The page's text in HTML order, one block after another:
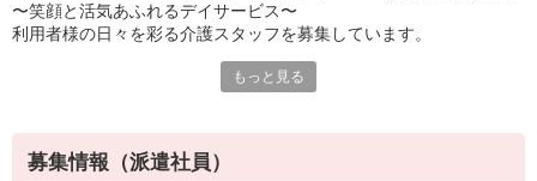
〜笑顔と活気あふれるデイサービス〜
利用者様の日々を彩る介護スタッフを募集しています。
・レクリエーションの企画・実施
・送迎（運転・添乗） ※できる方のみ
もっと見る
募集情報（派遣社員）